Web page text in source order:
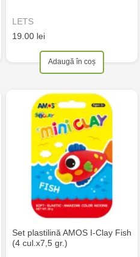
LETS
19.00 lei
Adaugă în coș
Set plastilină AMOS I-Clay Fish
(4 cul.x7,5 gr.)